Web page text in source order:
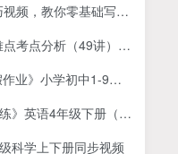
你零基础写出一手漂亮好字
（49讲）重点难点一点就通
级带答案最全高清无水印PDF电子版
语4年级下册（PEP）(1)
科学上下册同步视频